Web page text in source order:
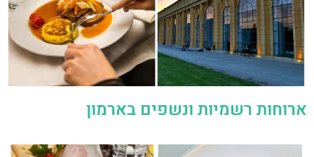
ארוחות רשמיות ונשפים בארמון